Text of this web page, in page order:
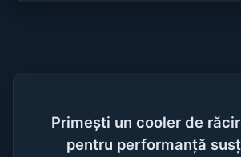
Primești un cooler de
pentru performanță